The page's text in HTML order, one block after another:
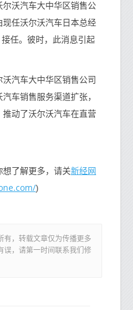
沃汽车大中华区销售公
任沃尔沃汽车日本总经
任。彼时，此消息引起
汽车大中华区销售公司
车销售服务渠道扩张，
动了沃尔沃汽车在直营
想了解更多，请关新经网
)
有，转载文章仅为传播更多
误，请第一时间联系我们修